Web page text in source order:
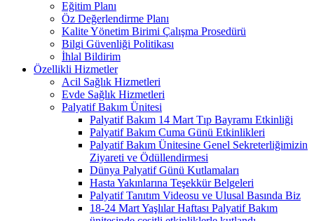
Eğitim Planı
Öz Değerlendirme Planı
Kalite Yönetim Birimi Çalışma Prosedürü
Bilgi Güvenliği Politikası
İhlal Bildirim
Özellikli Hizmetler
Acil Sağlık Hizmetleri
Evde Sağlık Hizmetleri
Palyatif Bakım Ünitesi
Palyatif Bakım 14 Mart Tıp Bayramı Etkinliği
Palyatif Bakım Cuma Günü Etkinlikleri
Palyatif Bakım Ünitesine Genel Sekreterliğimizin
Ziyareti ve Ödüllendirmesi
Dünya Palyatif Günü Kutlamaları
Hasta Yakınlarına Teşekkür Belgeleri
Palyatif Tanıtım Videosu ve Ulusal Basında Biz
18-24 Mart Yaşlılar Haftası Palyatif Bakım